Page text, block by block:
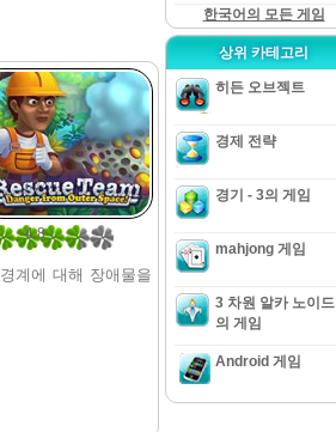
4.8
계에 대해 장애물을
한국어의 모든 게임
상위 카테고리
히든 오브젝트
경제 전략
경기 - 3의 게임
mahjong 게임
3 차원 알카 노이드
의 게임
Android 게임